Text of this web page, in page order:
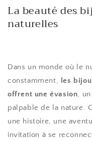
La beauté des
naturelles
Dans un monde où le
constamment, les
offrent une évasion,
palpable de la nature.
une histoire, une
invitation à se